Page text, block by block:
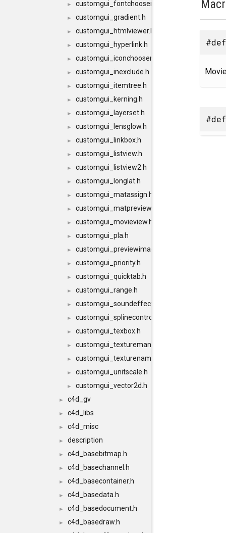
► customgui_fontchooser.h
► customgui_gradient.h
► customgui_htmlviewer.h
► customgui_hyperlink.h
► customgui_iconchooser.h
► customgui_inexclude.h
► customgui_itemtree.h
► customgui_kerning.h
► customgui_layerset.h
► customgui_lensglow.h
► customgui_linkbox.h
► customgui_listview.h
► customgui_listview2.h
► customgui_longlat.h
► customgui_matassign.h
► customgui_matpreview.h
► customgui_movieview.h
► customgui_pla.h
► customgui_previewimage.h
► customgui_priority.h
► customgui_quicktab.h
► customgui_range.h
► customgui_soundeffector.h
► customgui_splinecontrol.h
► customgui_texbox.h
► customgui_texturemanager.h
► customgui_texturename.h
► customgui_unitscale.h
► customgui_vector2d.h
► c4d_gv
► c4d_libs
► c4d_misc
► description
► c4d_basebitmap.h
► c4d_basechannel.h
► c4d_basecontainer.h
► c4d_basedata.h
► c4d_basedocument.h
►
c4d_basedraw.h